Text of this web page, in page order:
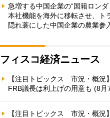
急増する中国企業の“国籍ロン
本社機能を海外に移転させ、
隠れ蓑にした中国企業の農業参
フィスコ経済ニュース
【注目トピックス 市況・概況
FRB議長は利上げの用意も (8月
【注目トピックス 市況・概況